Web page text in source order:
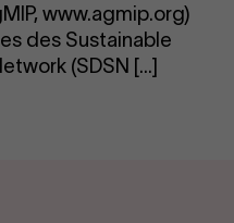
www.agmip.org)
des Sustainable
(SDSN [...]